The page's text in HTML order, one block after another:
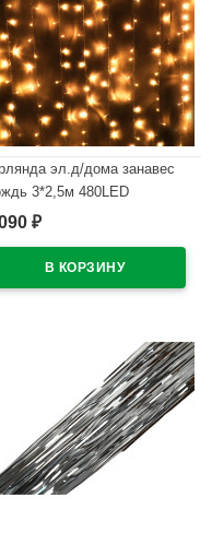
эл.д/дома занавес
3*2,5м 480LED
цв.т.белый 8реж.
₽